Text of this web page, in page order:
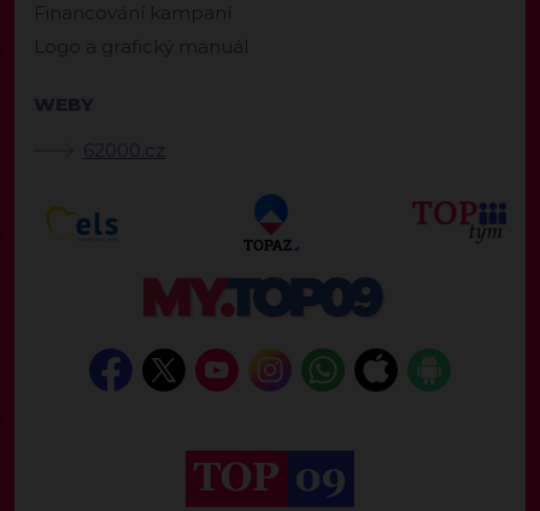
Financování kampaní
Logo a grafický manuál
WEBY
62000.cz